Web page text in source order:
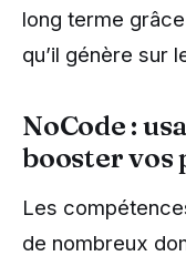
long terme
qu’il génère sur
NoCode :
booster vos
Les
de nombreux